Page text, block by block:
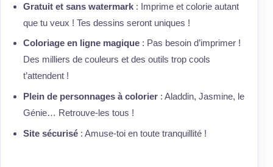
Gratuit et sans watermark : Imprime et colorie autant
que tu veux ! Tes dessins seront uniques !
Coloriage en ligne magique : Pas besoin d’imprimer !
Des milliers de couleurs et des outils trop cools
t’attendent !
Plein de personnages à colorier : Aladdin, Jasmine, le
Génie… Retrouve-les tous !
Site sécurisé : Amuse-toi en toute tranquillité !